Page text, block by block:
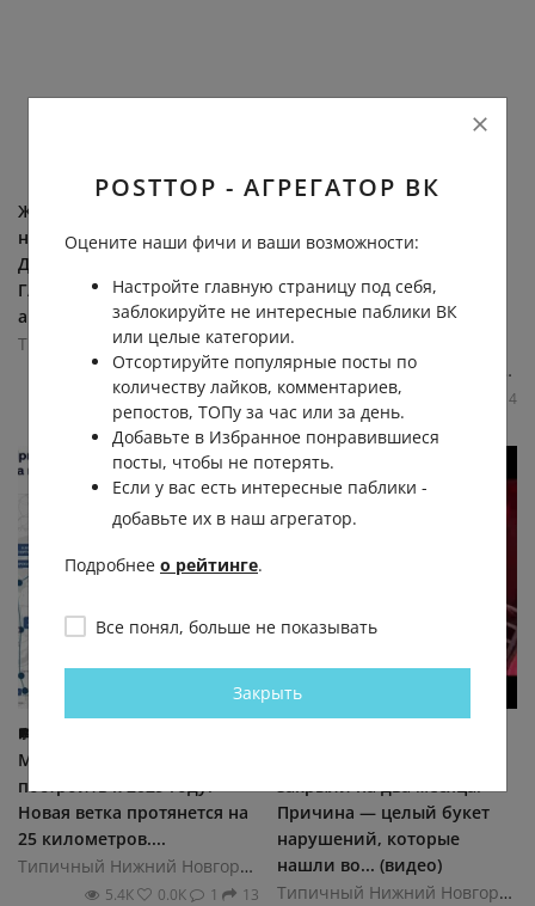
Жесткая авария произошла
на Заревской объездной в
Дзержинске. По данным
ГАИ, водитель грузового
авто, предварительно,...
Типичный Нижний Новгород
14.2К 0.0К 4 26
выпускник, набравший
на ЕГЭ, поступил в МГТУ
имени Баумана. Илья
Ковалёв,...
Типичный Нижний Новгород
6.1К 4
🛤️ Железную дорогу между
Мызой и Кстово хотят
построить к 2029 году.
Новая ветка протянется на
25 километров....
Типичный Нижний Новгород
5.4К 0.0К 1 13
Причина — целый букет
нарушений, которые
нашли во... (видео)
Типичный Нижний Новгород
POSTTOP - АГРЕГАТОР ВК
Оцените наши фичи и ваши возможности:
Настройте главную страницу под себя,
заблокируйте не интересные паблики ВК
или целые категории.
Отсортируйте популярные посты по
количеству лайков, комментариев,
репостов, ТОПу за час или за день.
Добавьте в Избранное понравившиеся
посты, чтобы не потерять.
Если у вас есть интересные паблики -
добавьте их в наш агрегатор.
Подробнее о рейтинге.
Все понял, больше не показывать
Закрыть